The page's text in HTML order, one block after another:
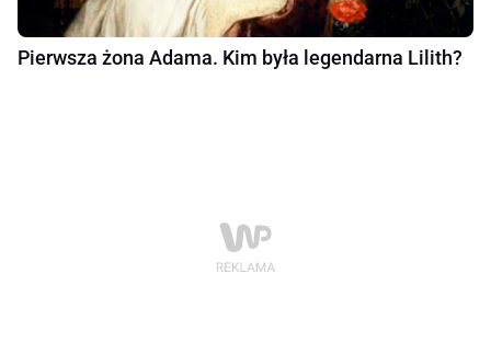
Pierwsza żona Adama. Kim była legendarna Lilith?